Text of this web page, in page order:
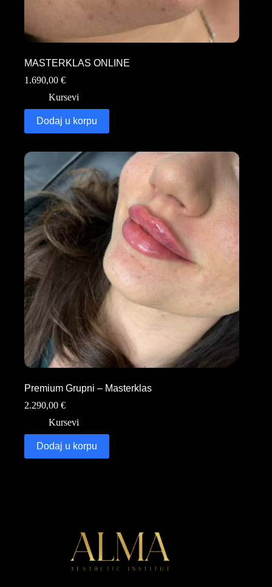
MASTERKLAS ONLINE
1.690,00 €
Kursevi
Dodaj u korpu
Premium Grupni – Masterklas
2.290,00 €
Kursevi
Dodaj u korpu